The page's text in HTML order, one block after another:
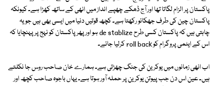
پاکستان پر الزام لگاتا تھا اور آج ڈھکے چھپے انداز میں انھی کے ساتھ کھڑا ہے۔ کیونکہ
پاکستان چین کی طرف جھکائو رکھتا ہے۔ کچھ قوتیں دنیا میں ایسی بھی ہیں جو یہ
چاہتی ہیں کہ پاکستان کسی طرح de stablize ہو اور پھر پاکستان کو نہج پر پہنچایا کہ
اس کے ایٹمی پروگرام کو roll back کرلیا جائے۔
اب انھی زمانوں میں یوکرین کی جنگ چھڑتی ہے۔ ہمارے خان صاحب روس جا نکلتے
ہیں۔ عین اس دن جب پیوتن یوکرین پر حملہ آور ہوتا ہے۔ یہاں باجوہ صاحب کچھ اور